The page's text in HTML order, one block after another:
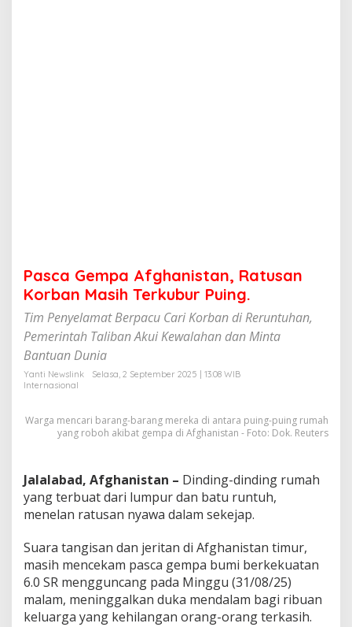
K
o
r
b
a
n
a
h
T
u
b
u
P
i
n
g
.
Pasca Gempa Afghanistan, Ratusan
Korban Masih Terkubur Puing.
Tim Penyelamat Berpacu Cari Korban di Reruntuhan,
Pemerintah Taliban Akui Kewalahan dan Minta
Bantuan Dunia
Yanti Newslink
Selasa, 2 September 2025 | 13:08 WIB
Internasional
Warga mencari barang-barang mereka di antara puing-puing rumah
yang roboh akibat gempa di Afghanistan - Foto: Dok. Reuters
Jalalabad, Afghanistan – Dinding-dinding rumah
yang terbuat dari lumpur dan batu runtuh,
menelan ratusan nyawa dalam sekejap.
Suara tangisan dan jeritan di Afghanistan timur,
masih mencekam pasca gempa bumi berkekuatan
6.0 SR mengguncang pada Minggu (31/08/25)
malam, meninggalkan duka mendalam bagi ribuan
keluarga yang kehilangan orang-orang terkasih.